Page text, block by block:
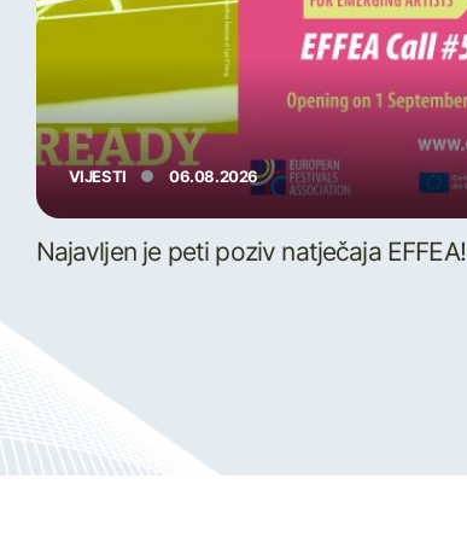
VIJESTI 06.08.2026
Najavljen je peti poziv natječaja EFFEA!